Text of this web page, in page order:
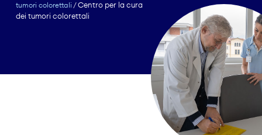
tumori colorettali /Centro per la cura
dei tumori colorettali